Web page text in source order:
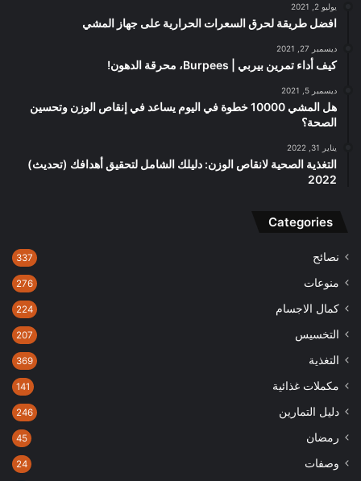
يوليو 2, 2021
افضل طريقة لحرق السعرات الحرارية على جهاز المشي
ديسمبر 27, 2021
كيف أداء تمرين بيربي | Burpees، محرقة الدهون!
ديسمبر 5, 2021
هل المشي 10000 خطوة في اليوم يساعد في إنقاص الوزن وتحسين
الصحة؟
يناير 31, 2022
التغذية الصحية لانقاص الوزن: دليلك الشامل لتحقيق أهدافك (تحديث)
2022
Categories
نصائح 337
منوعات 276
كمال الاجسام 224
التخسيس 207
التغذية 369
مكملات غذائية 141
دليل التمارين 246
رمضان 45
وصفات 24